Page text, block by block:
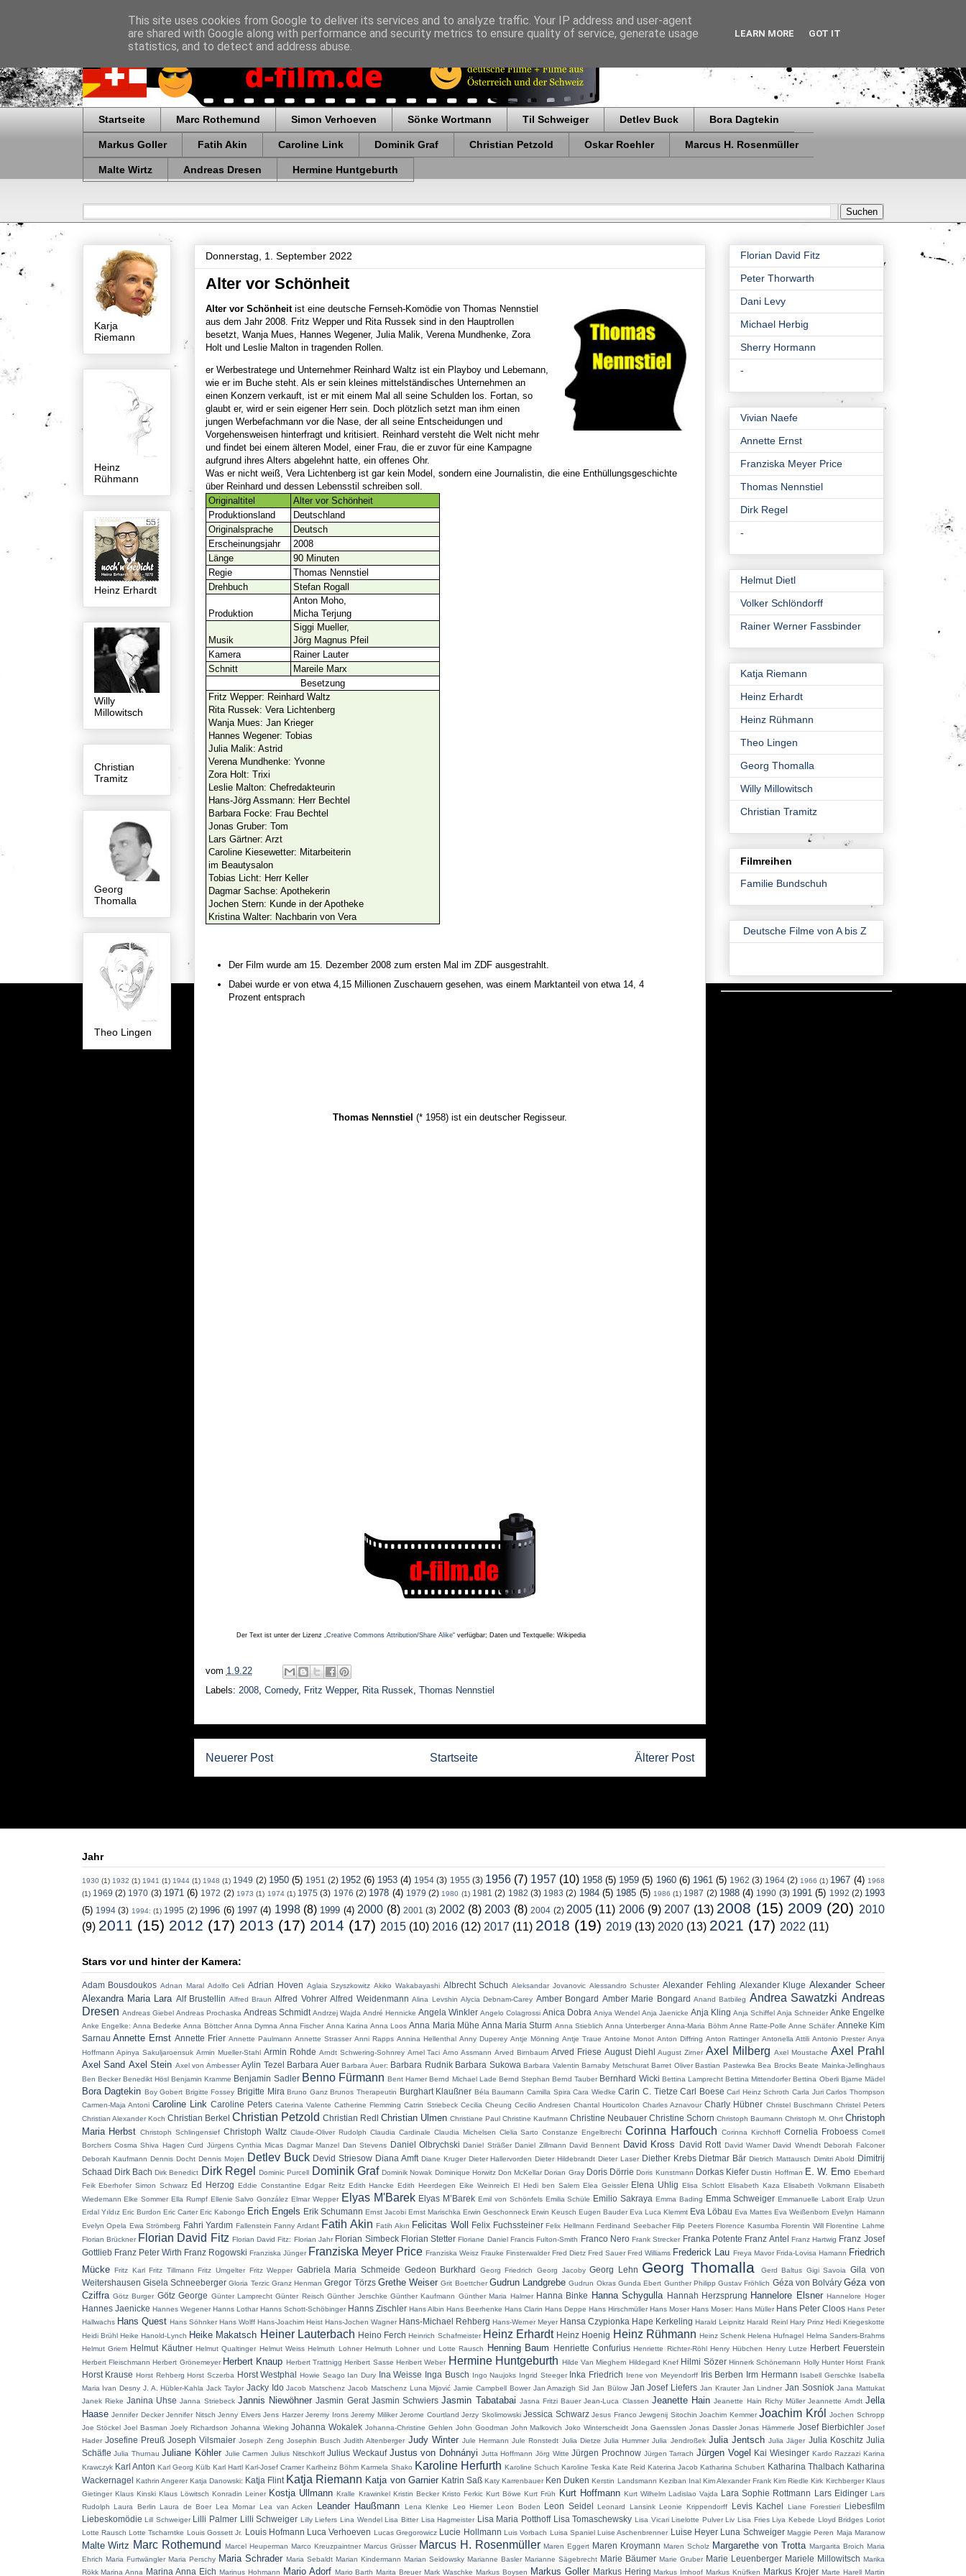
Startseite Marc Rothemund Simon Verhoeven Sönke Wortmann Til Schweiger Detlev Buck Bora Dagtekin
Markus Goller Fatih Akin Caroline Link Dominik Graf Christian Petzold Oskar Roehler Marcus H. Rosenmüller
Malte Wirtz Andreas Dresen Hermine Huntgeburth
Donnerstag, 1. September 2022
Alter vor Schönheit
Alter vor Schönheitist eine deutsche Fernseh-Komödie von Thomas Nennstiel
aus dem Jahr 2008. Fritz Wepper und Rita Russek sind in den Hauptrollen
besetzt, Wanja Mues, Hannes Wegener, Julia Malik, Verena Mundhenke, Zora
Holt und Leslie Malton in tragenden Rollen.
er Werbestratege und Unternehmer Reinhard Waltz ist ein Playboy und Lebemann,
wie er im Buche steht. Als er sein kleines mittelständisches Unternehmen an
einen Konzern verkauft, ist er mit einem Mal all seine Schulden los. Fortan, so
glaubt er, wird er sein eigener Herr sein. Doch plötzlich setzt man ihm einen
jungen Werbefachmann vor die Nase, der all seine Entscheidungen und
Vorgehensweisen hinterfragt und kritisiert. Reinhard versteht die Welt nicht mehr
und findet bei einem älteren Model, einer Frau, die er zuvor für eine Kampagne
aufgrund ihres Alters abgelehnt hatte, ein offenes Ohr.
Was er nicht weiß, Vera Lichtenberg ist gar kein Model, sondern eine Journalistin, die eine Enthüllungsgeschichte
über Reinhard und dessen Lebensstil schreiben soll.
Originaltitel
Alter vor Schönheit
Produktionsland
Deutschland
Originalsprache
Deutsch
Erscheinungsjahr
2008
Länge
90 Minuten
Regie
Thomas Nennstiel
Drehbuch
Stefan Rogall
Produktion
Anton Moho,
Micha Terjung
Musik
Siggi Mueller,
Jörg Magnus Pfeil
Kamera
Rainer Lauter
Schnitt
Mareile Marx
Besetzung
Fritz Wepper: Reinhard Waltz
Rita Russek: Vera Lichtenberg
Wanja Mues: Jan Krieger
Hannes Wegener: Tobias
Julia Malik: Astrid
Verena Mundhenke: Yvonne
Zora Holt: Trixi
Leslie Malton: Chefredakteurin
Hans-Jörg Assmann: Herr Bechtel
Barbara Focke: Frau Bechtel
Jonas Gruber: Tom
Lars Gärtner: Arzt
Caroline Kiesewetter: Mitarbeiterin
im Beautysalon
Tobias Licht: Herr Keller
Dagmar Sachse: Apothekerin
Jochen Stern: Kunde in der Apotheke
Kristina Walter: Nachbarin von Vera
Der Film wurde am 15. Dezember 2008 zum ersten Mal im ZDF ausgestrahlt.
Dabei wurde er von etwa 4,15 Millionen Zuschauern gesehen, was einem Marktanteil von etwa 14, 4
Prozent entsprach
Thomas Nennstiel (* 1958) ist ein deutscher Regisseur.
Der Text ist unter der Lizenz „Creative Commons Attribution/Share Alike“verfügbar; Daten und Textquelle: Wikipedia
vom 1.9.22
Labels: 2008, Comedy, Fritz Wepper, Rita Russek, Thomas Nennstiel
Neuerer Post Älterer Post
Startseite
Karja
Riemann
Heinz
Rühmann
Heinz Erhardt
Willy
Millowitsch
Christian
Tramitz
Georg
Thomalla
Theo Lingen
Florian David Fitz
Peter Thorwarth
Dani Levy
Michael Herbig
Sherry Hormann
-
Vivian Naefe
Annette Ernst
Franziska Meyer Price
Thomas Nennstiel
Dirk Regel
-
Helmut Dietl
Volker Schlöndorff
Rainer Werner Fassbinder
Katja Riemann
Heinz Erhardt
Heinz Rühmann
Theo Lingen
Georg Thomalla
Willy Millowitsch
Christian Tramitz
Filmreihen
Familie Bundschuh
Deutsche Filme von A bis Z
Jahr
1930 (1) 1932 (1) 1941 (1) 1944 (1) 1948 (1) 1949 (2) 1950 (5) 1951 (2) 1952 (6) 1953 (4) 1954 (3) 1955 (3) 1956 (7) 1957 (10) 1958 (5) 1959 (5) 1960 (6) 1961 (5) 1962 (3) 1964 (2) 1966 (1) 1967 (4) 1968
(1) 1969 (2) 1970 (3) 1971 (6) 1972 (2) 1973 (1) 1974 (1) 1975 (3) 1976 (2) 1978 (4) 1979 (2) 1980 (1) 1981 (2) 1982 (3) 1983 (2) 1984 (5) 1985 (5) 1986 (1) 1987 (2) 1988 (4) 1990 (3) 1991 (5) 1992 (2) 1993
(5) 1994 (3) 1994: (1) 1995 (2) 1996 (6) 1997 (4) 1998 (8) 1999 (4) 2000 (8) 2001 (3) 2002 (8) 2003 (8) 2004 (2) 2005 (11) 2006 (9) 2007 (13) 2008 (15) 2009 (20) 2010
(9) 2011 (15) 2012 (17) 2013 (17) 2014 (17) 2015 (10) 2016 (12) 2017 (11) 2018 (19) 2019 (13) 2020 (13) 2021 (17) 2022 (11)
Stars vor und hinter der Kamera:
Adam Bousdoukos Adnan Maral Adolfo Celi Adrian Hoven Aglaia Szyszkowitz Akiko Wakabayashi Albrecht Schuch Aleksandar Jovanovic Alessandro Schuster Alexander Fehling Alexander Kluge Alexander Scheer
Alexandra Maria Lara Alf Brustellin Alfred Braun Alfred Vohrer Alfred Weidenmann Alina Levshin Alycia Debnam-Carey Amber Bongard Amber Marie Bongard Anand Batbileg Andrea Sawatzki Andreas
Dresen Andreas Giebel Andreas Prochaska Andreas Schmidt Andrzej Wajda André Hennicke Angela Winkler Angelo Colagrossi Anica Dobra Aniya Wendel Anja Jaenicke Anja Kling Anja Schiffel Anja Schneider Anke Engelke
Anke Engelke: Anna Bederke Anna Böttcher Anna Dymna Anna Fischer Anna Karina Anna Loos Anna Maria Mühe Anna Maria Sturm Anna Stieblich Anna Unterberger Anna-Maria Böhm Anne Ratte-Polle Anne Schäfer Anneke Kim
Sarnau Annette Ernst Annette Frier Annette Paulmann Annette Strasser Anni Rapps Annina Hellenthal Anny Duperey Antje Mönning Antje Traue Antoine Monot Anton Diffring Anton Rattinger Antonella Attili Antonio Prester Anya
Hoffmann Apinya Sakuljaroensuk Armin Mueller-Stahl Armin Rohde Arndt Schwering-Sohnrey Arnel Taci Arno Assmann Arved Birnbaum Arved Friese August Diehl August Zirner Axel Milberg Axel Moustache Axel Prahl
Axel Sand Axel Stein Axel von Ambesser Aylin Tezel Barbara Auer Barbara Auer: Barbara Rudnik Barbara Sukowa Barbara Valentin Barnaby Metschurat Barret Oliver Bastian Pastewka Bea Brocks Beate Mainka-Jellinghaus
Ben Becker Benedikt Hösl Benjamin Kramme Benjamin Sadler Benno Fürmann Bent Hamer Bernd Michael Lade Bernd Stephan Bernd Tauber Bernhard Wicki Bettina Lamprecht Bettina Mittendorfer Bettina Oberli Bjarne Mädel
Bora Dagtekin Boy Gobert Brigitte Fossey Brigitte Mira Bruno Ganz Brunos Therapeutin Burghart Klaußner Béla Baumann Camilla Spira Cara Wiedke Carin C. Tietze Carl Boese Carl Heinz Schroth Carla Juri Carlos Thompson
Carmen-Maja Antoni Caroline Link Caroline Peters Caterina Valente Catherine Flemming Catrin Striebeck Cecilia Cheung Cecilio Andresen Chantal Hourticolon Charles Aznavour Charly Hübner Christel Buschmann Christel Peters
Christian Alexander Koch Christian Berkel Christian Petzold Christian Redl Christian Ulmen Christiane Paul Christine Kaufmann Christine Neubauer Christine Schorn Christoph Baumann Christoph M. Ohrt Christoph
Maria Herbst Christoph Schlingensief Christoph Waltz Claude-Oliver Rudolph Claudia Cardinale Claudia Michelsen Clelia Sarto Constanze Engelbrecht Corinna Harfouch Corinna Kirchhoff Cornelia Froboess Cornell
Borchers Cosma Shiva Hagen Curd Jürgens Cynthia Micas Dagmar Manzel Dan Stevens Daniel Olbrychski Daniel Sträßer Daniel Zillmann David Bennent David Kross David Rott David Warner David Wnendt Deborah Falconer
Deborah Kaufmann Dennis Docht Dennis Mojen Detlev Buck Devid Striesow Diana Amft Diane Kruger Dieter Hallervorden Dieter Hildebrandt Dieter Laser Diether Krebs Dietmar Bär Dietrich Mattausch Dimitri Abold Dimitrij
Schaad Dirk Bach Dirk Benedict Dirk Regel Dominic Purcell Dominik Graf Dominik Nowak Dominique Horwitz Don McKellar Dorian Gray Doris Dörrie Doris Kunstmann Dorkas Kiefer Dustin Hoffman E. W. Emo Eberhard
Feik Eberhofer Simon Schwarz Ed Herzog Eddie Constantine Edgar Reitz Edith Hancke Edith Heerdegen Eike Weinreich El Hedi ben Salem Elea Geissler Elena Uhlig Elisa Schlott Elisabeth Kaza Elisabeth Volkmann Elisabeth
Wiedemann Elke Sommer Ella Rumpf Ellenie Salvo González Elmar Wepper Elyas M'Barek Elyas M’Barek Emil von Schönfels Emilia Schüle Emilio Sakraya Emma Bading Emma Schweiger Emmanuelle Laborit Eralp Uzun
Erdal Yıldız Eric Burdon Eric Carter Eric Kabongo Erich Engels Erik Schumann Ernst Jacobi Ernst Marischka Erwin Geschonneck Erwin Keusch Eugen Bauder Eva Luca Klemmt Eva Löbau Eva Mattes Eva Weißenborn Evelyn Hamann
Evelyn Opela Ewa Strömberg Fahri Yardım Fallenstein Fanny Ardant Fatih Akin Fatih Akın Felicitas Woll Felix Fuchssteiner Felix Hellmann Ferdinand Seebacher Filip Peeters Florence Kasumba Florentin Will Florentine Lahme
Florian Brückner Florian David Fitz Florian David Fitz: Florian Jahr Florian Simbeck Florian Stetter Floriane Daniel Francis Fulton-Smith Franco Nero Frank Strecker Franka Potente Franz Antel Franz Hartwig Franz Josef
Gottlieb Franz Peter Wirth Franz Rogowski Franziska Jünger Franziska Meyer Price Franziska Weisz Frauke Finsterwalder Fred Dietz Fred Sauer Fred Williams Frederick Lau Freya Mavor Frida-Lovisa Hamann Friedrich
Mücke Fritz Karl Fritz Tillmann Fritz Umgelter Fritz Wepper Gabriela Maria Schmeide Gedeon Burkhard Georg Friedrich Georg Jacoby Georg Lehn Georg Thomalla Gerd Baltus Gigi Savoia
Gila von
Weitershausen Gisela Schneeberger Gloria Terzic Granz Henman Gregor Törzs Grethe Weiser Grit Boettcher Gudrun Landgrebe Gudrun Okras Gunda Ebert Gunther Philipp Gustav Fröhlich Géza von Bolváry Géza von
Cziffra Götz Burger Götz George Günter Lamprecht Günter Reisch Günther Jerschke Günther Kaufmann Günther Maria Halmer Hanna Binke Hanna Schygulla Hannah Herzsprung Hannelore Elsner Hannelore Hoger
Hannes Jaenicke Hannes Wegener Hanns Lothar Hanns Schott-Schöbinger Hanns Zischler Hans Albin Hans Beerhenke Hans Clarin Hans Deppe Hans Hirschmüller Hans Moser Hans Moser: Hans Müller Hans Peter Cloos Hans Peter
Hallwachs Hans Quest Hans Söhnker Hans Wolff Hans-Joachim Heist Hans-Jochen Wagner Hans-Michael Rehberg Hans-Werner Meyer Hansa Czypionka Hape Kerkeling Harald Leipnitz Harald Reinl Hary Prinz Hedi Kriegeskotte
Heidi Brühl Heike Hanold-Lynch Heike Makatsch Heiner Lauterbach Heino Ferch Heinrich Schafmeister Heinz Erhardt Heinz Hoenig Heinz Rühmann Heinz Schenk Helena Hufnagel Helma Sanders-Brahms
Helmut Griem Helmut Käutner Helmut Qualtinger Helmut Weiss Helmuth Lohner Helmuth Lohner und Lotte Rausch Henning Baum Henriette Confurius Henriette Richter-Röhl Henry Hübchen Henry Lutze Herbert Feuerstein
Herbert Fleischmann Herbert Grönemeyer Herbert Knaup Herbert Trattnigg Heribert Sasse Heribert Weber Hermine Huntgeburth Hilde Van Mieghem Hildegard Knef Hilmi Sözer Hinnerk Schönemann Holly Hunter Horst Frank
Horst Krause Horst Rehberg Horst Sczerba Horst Westphal Howie Seago Ian Dury Ina Weisse Inga Busch Ingo Naujoks Ingrid Steeger Inka Friedrich Irene von Meyendorff Iris Berben Irm Hermann Isabell Gerschke Isabella
Maria Ivan Desny J. A. Hübler-Kahla Jack Taylor Jacky Ido Jacob Matschenz Jacob Matschenz Luna Mijović Jamie Campbell Bower Jan Amazigh Sid Jan Bülow Jan Josef Liefers Jan Krauter Jan Lindner Jan Sosniok Jana Mattukat
Janek Rieke Janina Uhse Janna Striebeck Jannis Niewöhner Jasmin Gerat Jasmin Schwiers Jasmin Tabatabai Jasna Fritzi Bauer Jean-Luca Classen Jeanette Hain Jeanette Hain Richy Müller Jeannette Arndt Jella
Haase Jennifer Decker Jennifer Nitsch Jenny Elvers Jens Harzer Jeremy Irons Jeremy Miliker Jerome Courtland Jerzy Skolimowski Jessica Schwarz Jesus Franco Jewgenij Sitochin Joachim Kemmer Joachim Król
Jochen Schropp
Joe Stöckel Joel Basman Joely Richardson Johanna Wieking Johanna Wokalek Johanna-Christine Gehlen John Goodman John Malkovich Joko Winterscheidt Jona Gaensslen Jonas Dassler Jonas Hämmerle Josef Bierbichler Josef
Hader Josefine Preuß Joseph Vilsmaier Joseph Zeng Josephin Busch Judith Altenberger Judy Winter Jule Hermann Jule Ronstedt Julia Dietze Julia Hummer Julia Jendroßek Julia Jentsch Julia Jäger Julia Koschitz Julia
Schäfle Julia Thurnau Juliane Köhler Julie Carmen Julius Nitschkoff Julius Weckauf Justus von Dohnányi Jutta Hoffmann Jörg Witte Jürgen Prochnow Jürgen Tarrach Jürgen Vogel Kai Wiesinger Kardo Razzazi Karina
Krawczyk Karl Anton Karl Georg Külb Karl Hartl Karl-Josef Cramer Karlheinz Böhm Karmela Shako Karoline Herfurth Karoline Schuch Karoline Teska Kate Reid Katerina Jacob Katharina Schubert Katharina Thalbach Katharina
Wackernagel Kathrin Angerer Katja Danowski: Katja Flint Katja Riemann Katja von Garnier Katrin Saß Katy Karrenbauer Ken Duken Kerstin Landsmann Keziban Inal Kim Alexander Frank Kim Riedle Kirk Kirchberger Klaus
Gietinger Klaus Kinski Klaus Löwitsch Konradin Leiner Kostja Ullmann Kralle Krawinkel Kristin Becker Kristo Ferkic Kurt Böwe Kurt Früh Kurt Hoffmann Kurt Wilhelm Ladislao Vajda Lara Sophie Rottmann Lars Eidinger Lars
Rudolph Laura Berlin Laura de Boer Lea Mornar Lea van Acken Leander Haußmann Lena Klenke Leo Hiemer Leon Boden Leon Seidel Leonard Lansink Leonie Krippendorff Levis Kachel Liane Forestieri
Liebesfilm
Liebeskomödie Lill Schweiger Lilli Palmer Lilli Schweiger Lilly Liefers Lina Wendel Lisa Bitter Lisa Hagmeister Lisa Maria Potthoff Lisa Tomaschewsky Lisa Vicari Liselotte Pulver Liv Lisa Fries Liya Kebede Lloyd Bridges Loriot
Lotte Rausch Lotte Tscharntke Louis Gossett Jr. Louis Hofmann Luca Verhoeven Lucas Gregorowicz Lucie Hollmann Luis Vorbach Luisa Spaniel Luise Aschenbrenner Luise Heyer Luna Schweiger Maggie Peren Maja Maranow
Malte Wirtz Marc Rothemund Marcel Heuperman Marco Kreuzpaintner Marcus Grüsser Marcus H. Rosenmüller Maren Eggert Maren Kroymann Maren Scholz Margarethe von Trotta Margarita Broich Maria
Ehrich Maria Furtwängler Maria Perschy Maria Schrader Maria Sebaldt Marian Kindermann Marian Seidowsky Marianne Basler Marianne Sägebrecht Marie Bäumer Marie Gruber Marie Leuenberger Mariele Millowitsch Marika
Rökk Marina Anna Marina Anna Eich Marinus Hohmann Mario Adorf Mario Barth Marita Breuer Mark Waschke Markus Boysen Markus Goller Markus Hering Markus Imhoof Markus Knüfken Markus Krojer Marte Harell Martin
This site uses cookies from Google to deliver its services and to analyze traffic. Your IP address and user-agent
are shared with Google along with performance and security metrics to ensure quality of service, generate usage
statistics, and to detect and address abuse.
LEARN MORE GOT IT